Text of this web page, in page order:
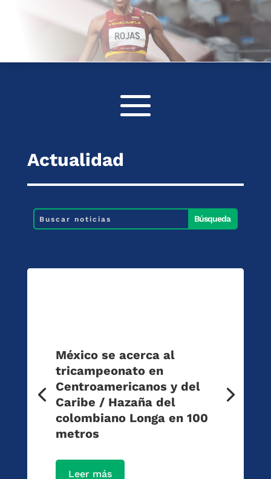
Actualidad
México se acerca al
tricampeonato en
Centroamericanos y del
Caribe / Hazaña del
colombiano Longa en 100
metros
Leer más